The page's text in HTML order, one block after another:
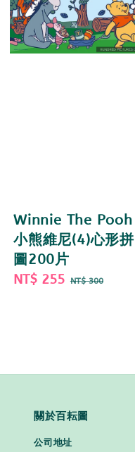
Winnie The Pooh
小熊維尼(4)心形拼
圖200片
Sale
NT$ 255 Regular
NT$ 300
關於百耘圖
公司地址